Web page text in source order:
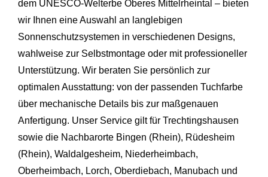
dem UNESCO‑Welterbe Oberes Mittelrheintal – bieten
wir Ihnen eine Auswahl an langlebigen
Sonnenschutzsystemen in verschiedenen Designs,
wahlweise zur Selbstmontage oder mit professioneller
Unterstützung. Wir beraten Sie persönlich zur
optimalen Ausstattung: von der passenden Tuchfarbe
über mechanische Details bis zur maßgenauen
Anfertigung. Unser Service gilt für Trechtingshausen
sowie die Nachbarorte Bingen (Rhein), Rüdesheim
(Rhein), Waldalgesheim, Niederheimbach,
Oberheimbach, Lorch, Oberdiebach, Manubach und